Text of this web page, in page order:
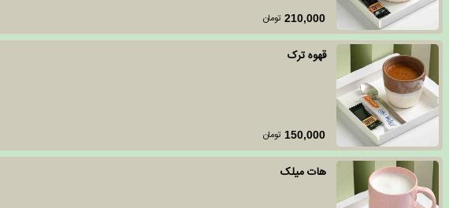
210,000 تومان
قهوه ترک
150,000 تومان
هات میلک